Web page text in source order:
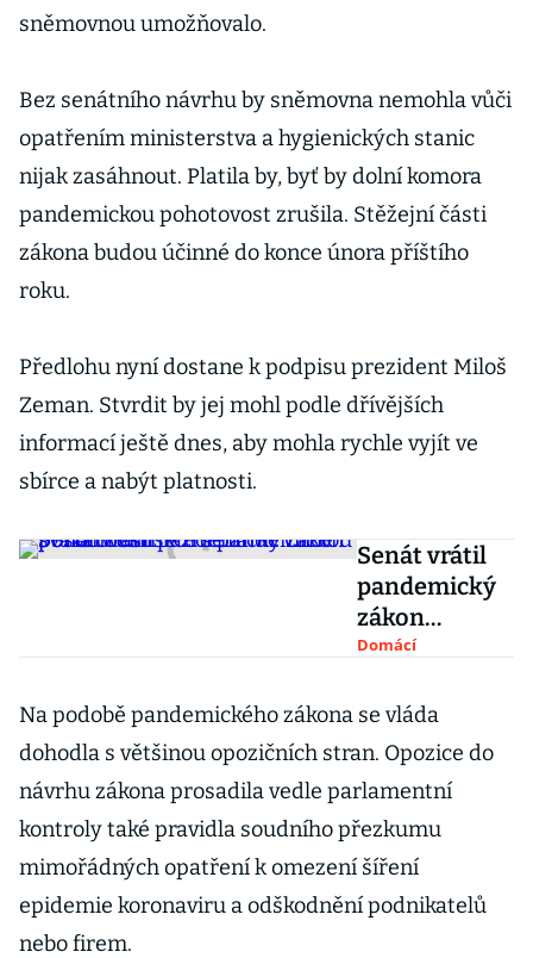
sněmovnou umožňovalo.
Bez senátního návrhu by sněmovna nemohla vůči
opatřením ministerstva a hygienických stanic
nijak zasáhnout. Platila by, byť by dolní komora
pandemickou pohotovost zrušila. Stěžejní části
zákona budou účinné do konce února příštího
roku.
Předlohu nyní dostane k podpisu prezident Miloš
Zeman. Stvrdit by jej mohl podle dřívějších
informací ještě dnes, aby mohla rychle vyjít ve
sbírce a nabýt platnosti.
Senát vrátil
pandemický
zákon
poslancům se
Chce svázat
restrikce s
pandemickou
pohotovostí
Domácí
Na podobě pandemického zákona se vláda
dohodla s většinou opozičních stran. Opozice do
návrhu zákona prosadila vedle parlamentní
kontroly také pravidla soudního přezkumu
mimořádných opatření k omezení šíření
epidemie koronaviru a odškodnění podnikatelů
nebo firem.